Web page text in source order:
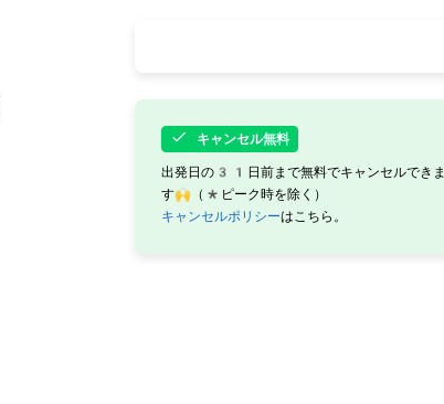
キャンセル無料
出発日の31日前まで無料でキャンセルできま
す🙌（*ピーク時を除く）
キャンセルポリシーはこちら。